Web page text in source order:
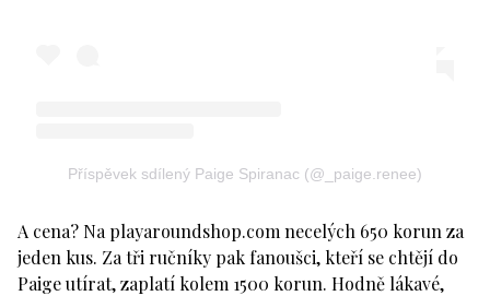
Příspěvek sdílený Paige Spiranac (@_paige.renee)
A cena? Na playaroundshop.com necelých 650 korun za
jeden kus. Za tři ručníky pak fanoušci, kteří se chtějí do
Paige utírat, zaplatí kolem 1500 korun. Hodně lákavé,